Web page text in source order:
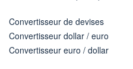
Convertisseur de devises
Convertisseur dollar / euro
Convertisseur euro / dollar